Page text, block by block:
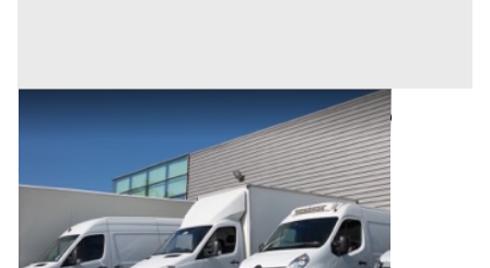
Automezzi Commerciali all'asta a Oristano
Oristano (Oristano)
2.000 €
Codice asta:BX025768
Asta chiusa